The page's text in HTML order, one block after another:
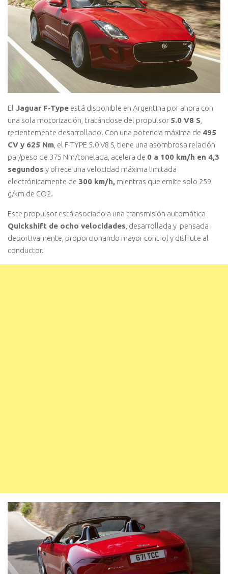
El Jaguar F-Type está disponible en Argentina por ahora con
una sola motorización, tratándose del propulsor 5.0 V8 S
recientemente desarrollado. Con una potencia máxima de 495
CV y 625 Nm , el F-TYPE 5.0 V8 S, tiene una asombrosa relación
par/peso de 375 Nm/tonelada, acelera de 0 a 100 km/h en 4,3
segundos y ofrece una velocidad máxima limitada
electrónicamente de 300 km/h, mientras que emite solo 259
g/km de CO2.
Este propulsor está asociado a una transmisión automática
Quickshift de ocho velocidades , desarrollada y pensada
deportivamente, proporcionando mayor control y disfrute al
conductor.